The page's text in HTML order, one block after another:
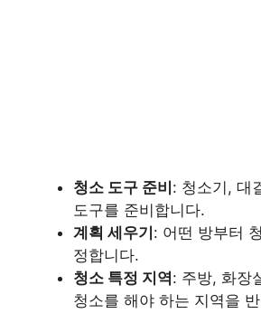
청소 도구 준비: 청소기, 대
도구를 준비합니다.
계획 세우기: 어떤 방부터
정합니다.
청소 특정 지역: 주방, 화장
청소를 해야 하는 지역을